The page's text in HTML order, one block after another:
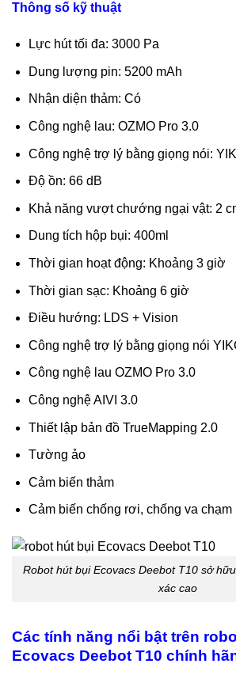
Thông số kỹ thuật
Lực hút tối đa: 3000 Pa
Dung lượng pin: 5200 mAh
Nhận diện thảm: Có
Công nghệ lau: OZMO Pro 3.0
Công nghệ trợ lý bằng giọng nói:
Độ ồn: 66 dB
Khả năng vượt chướng ngại vật: 2
Dung tích hộp bụi: 400ml
Thời gian hoạt động: Khoảng 3 giờ
Thời gian sạc: Khoảng 6 giờ
Điều hướng: LDS + Vision
Công nghệ trợ lý bằng giọng nói
Công nghệ lau OZMO Pro 3.0
Công nghệ AIVI 3.0
Thiết lập bản đồ TrueMapping 2.0
Tường ảo
Cảm biến thảm
Cảm biến chống rơi, chống va chạm
Robot hút bụi Ecovacs Deebot T10 sở
xác cao
Các tính năng nổi bật trên
Ecovacs Deebot T10 chính